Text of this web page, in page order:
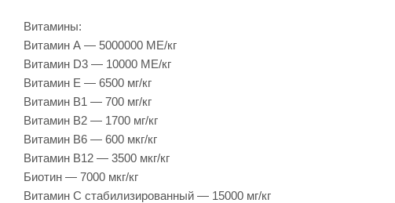
Витамины:
Витамин А — 5000000 МЕ/кг
Витамин D3 — 10000 МЕ/кг
Витамин Е — 6500 мг/кг
Витамин В1 — 700 мг/кг
Витамин В2 — 1700 мг/кг
Витамин В6 — 600 мкг/кг
Витамин В12 — 3500 мкг/кг
Биотин — 7000 мкг/кг
Витамин С стабилизированный — 15000 мг/кг